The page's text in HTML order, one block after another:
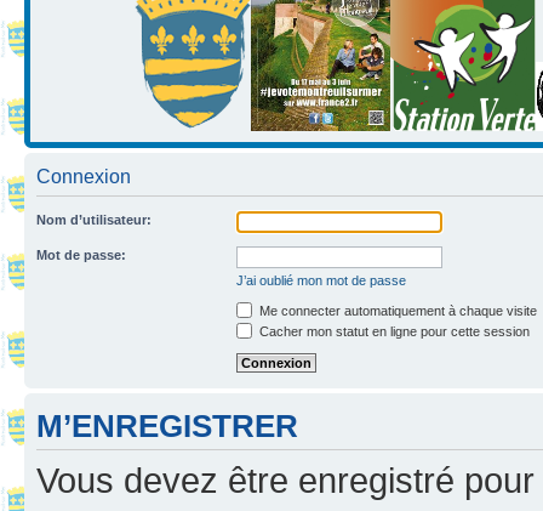
Connexion
Nom d’utilisateur:
Mot de passe:
J’ai oublié mon mot de passe
Me connecter automatiquement à chaque visite
Cacher mon statut en ligne pour cette session
M’ENREGISTRER
Vous devez être enregistré